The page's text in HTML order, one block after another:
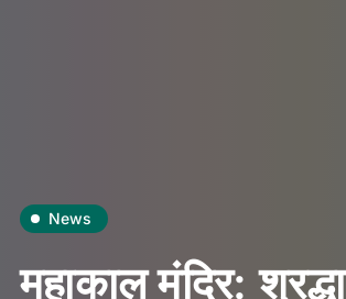
News
महाकाल मंदिर: श्रद्धा